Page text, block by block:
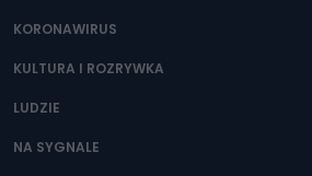
KORONAWIRUS
KULTURA I ROZRYWKA
LUDZIE
NA SYGNALE